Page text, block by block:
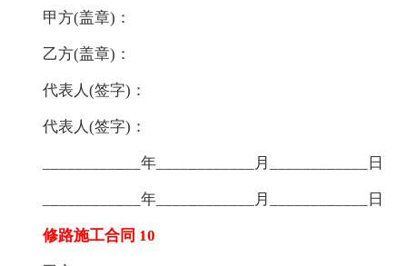
甲方(盖章)：
乙方(盖章)：
代表人(签字)：
代表人(签字)：
____________年____________月____________日
____________年____________月____________日
修路施工合同 10